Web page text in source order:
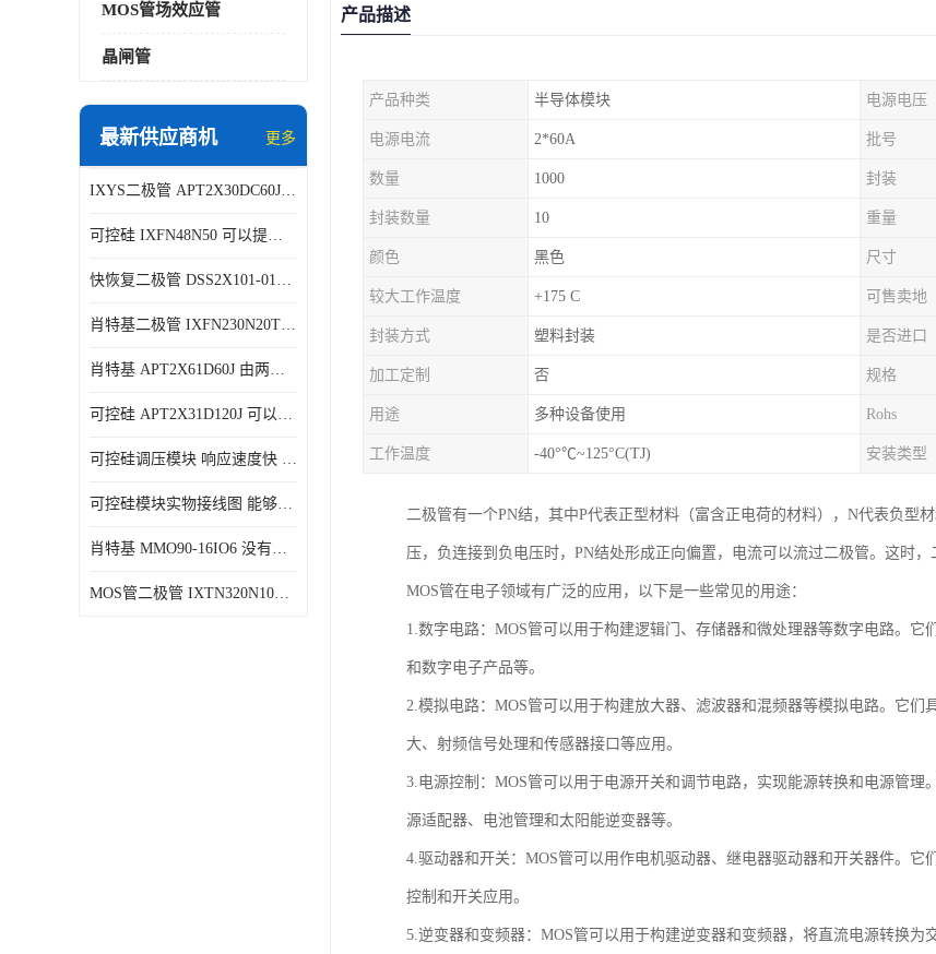
MOS管场效应管
晶闸管
最新供应商机 更多
IXYS二极管 APT2X30DC60J 结构简单
可控硅 IXFN48N50 可以提供稳定的电压输出
快恢复二极管 DSS2X101-015A 具有较高的可靠性
肖特基二极管 IXFN230N20T 可以提供稳定的电压输出
肖特基 APT2X61D60J 由两个半导体材料组成
可控硅 APT2X31D120J 可以提供稳定的电压输出
可控硅调压模块 响应速度快 可控性强
可控硅模块实物接线图 能够减少能量损耗 响应速度快
肖特基 MMO90-16IO6 没有机械移动部件
MOS管二极管 IXTN320N10T 由两个半导体材料组成
产品描述
产品种类 半导体模块 电源电压
电源电流 2*60A 批号
数量 1000 封装
封装数量 10 重量
颜色 黑色 尺寸
较大工作温度 +175 C 可售卖地
封装方式 塑料封装 是否进口
加工定制 否 规格
用途 多种设备使用 Rohs
工作温度 -40°℃~125°C(TJ) 安装类型
二极管有一个PN结，其中P代表正型材料（富含正电荷的材料），N代表负型
压，负连接到负电压时，PN结处形成正向偏置，电流可以流过二极管。这时，
MOS管在电子领域有广泛的应用，以下是一些常见的用途：
1.数字电路：MOS管可以用于构建逻辑门、存储器和微处理器等数字电路。
和数字电子产品等。
2.模拟电路：MOS管可以用于构建放大器、滤波器和混频器等模拟电路。它
大、射频信号处理和传感器接口等应用。
3.电源控制：MOS管可以用于电源开关和调节电路，实现能源转换和电源管
源适配器、电池管理和太阳能逆变器等。
4.驱动器和开关：MOS管可以用作电机驱动器、继电器驱动器和开关器件。
控制和开关应用。
5.逆变器和变频器：MOS管可以用于构建逆变器和变频器，将直流电源转换